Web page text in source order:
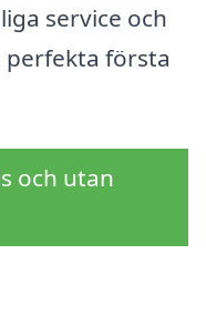
service och
första
och utan